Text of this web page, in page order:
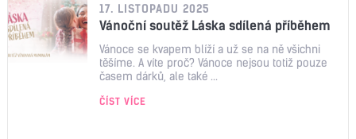
17. LISTOPADU 2025
Vánoční soutěž Láska sdílená příběhem
Vánoce se kvapem blíží a už se na ně všichni
těšíme. A víte proč? Vánoce nejsou totiž pouze
časem dárků, ale také ...
ČÍST VÍCE